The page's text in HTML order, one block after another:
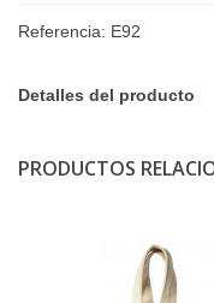
Referencia: E92
Detalles del producto
PRODUCTOS